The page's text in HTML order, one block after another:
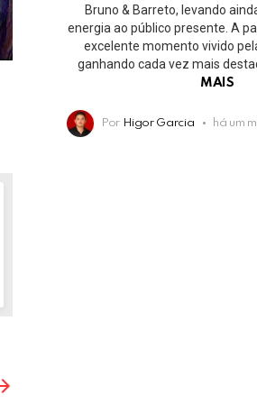
Bruno & Barreto, levando
energia ao público presente. A
excelente momento vivido
ganhando cada vez mais
MAIS
Por Higor Garcia há um